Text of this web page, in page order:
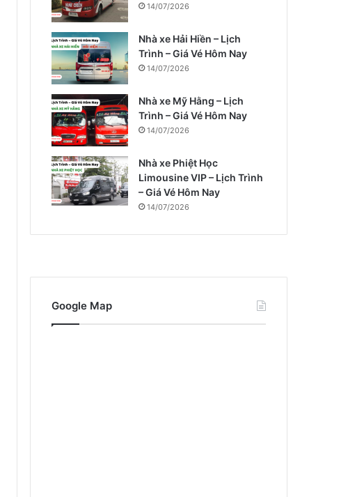
14/07/2026
Nhà xe Hải Hiền – Lịch
Trình – Giá Vé Hôm Nay
14/07/2026
Nhà xe Mỹ Hằng – Lịch
Trình – Giá Vé Hôm Nay
14/07/2026
Nhà xe Phiệt Học
Limousine VIP – Lịch Trình
– Giá Vé Hôm Nay
14/07/2026
Google Map